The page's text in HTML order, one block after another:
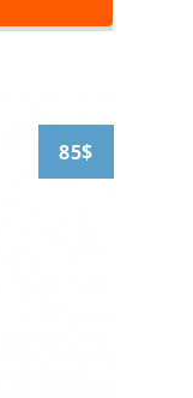
85$